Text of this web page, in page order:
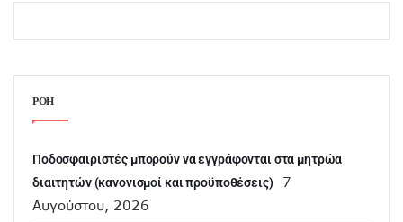
ΡΟΗ
Ποδοσφαιριστές μπορούν να εγγράφονται στα μητρώα
διαιτητών (κανονισμοί και προϋποθέσεις)
7
Αυγούστου, 2026